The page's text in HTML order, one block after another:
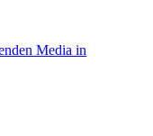
Media in